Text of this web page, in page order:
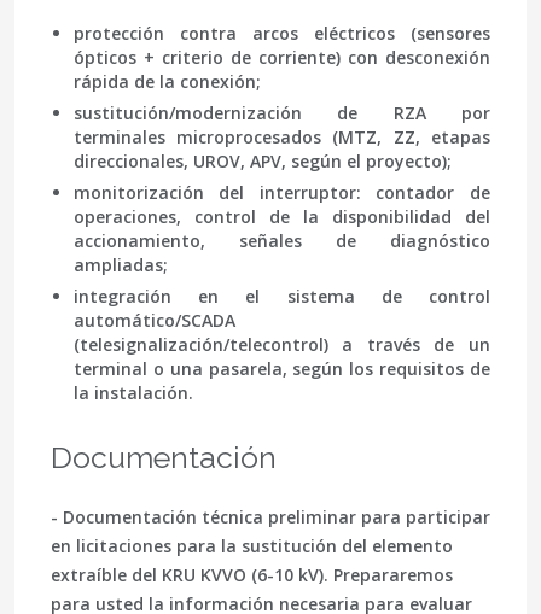
protección contra arcos eléctricos (sensores
ópticos + criterio de corriente) con desconexión
rápida de la conexión;
sustitución/modernización de RZA por
terminales microprocesados (MTZ, ZZ, etapas
direccionales, UROV, APV, según el proyecto);
monitorización del interruptor: contador de
operaciones, control de la disponibilidad del
accionamiento, señales de diagnóstico
ampliadas;
integración en el sistema de control
automático/SCADA
(telesignalización/telecontrol) a través de un
terminal o una pasarela, según los requisitos de
la instalación.
Documentación
- Documentación técnica preliminar para participar
en licitaciones para la sustitución del elemento
extraíble del KRU KVVO (6-10 kV). Prepararemos
para usted la información necesaria para evaluar